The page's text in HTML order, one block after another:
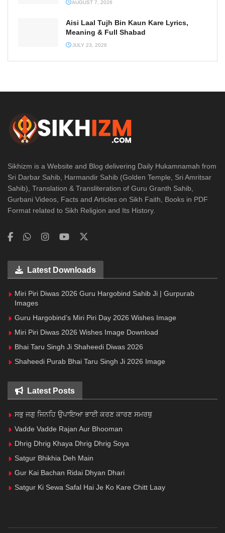
AUGUST 7, 2026
Aisi Laal Tujh Bin Kaun Kare Lyrics,
Meaning & Full Shabad
JULY 23, 2026
Sikhizm is a Website and Blog delivering Daily Hukamnamah from
Sri Darbar Sahib, Harmandir Sahib (Golden Temple, Sri Amritsar
Sahib), Translation & Transliteration of Guru Granth Sahib,
Gurbani Videos, Facts and Articles on Sikh Faith, Books in PDF
Format related to Sikh Religion and Its History.
Latest Downloads
Miri Piri Diwas 2026 Guru Hargobind Sahib Ji | Gurpurab
Images
Guru Hargobind’s Miri Piri Day 2026 Wishes Image
Miri Piri Diwas 2026 Wishes Image Download
Bhai Taru Singh Ji Shaheedi Diwas 2026
Shaheedi Purab Bhai Taru Singh Ji 2026 Image
Latest Posts
ਸਭੁ ਜਗੁ ਜਿਨਹਿ ਉਪਾਇਆ ਭਾਈ ਕਰਣ ਕਾਰਣ ਸਮਰਥੁ
Vadde Vadde Rajan Aur Bhooman
Dhrig Dhrig Khaya Dhrig Dhrig Soya
Satgur Bhikhia Deh Main
Gur Kai Bachan Ridai Dhyan Dhari
Satgur Ki Sewa Safal Hai Je Ko Kare Chitt Laay